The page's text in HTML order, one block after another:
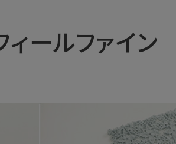
ィールファイン